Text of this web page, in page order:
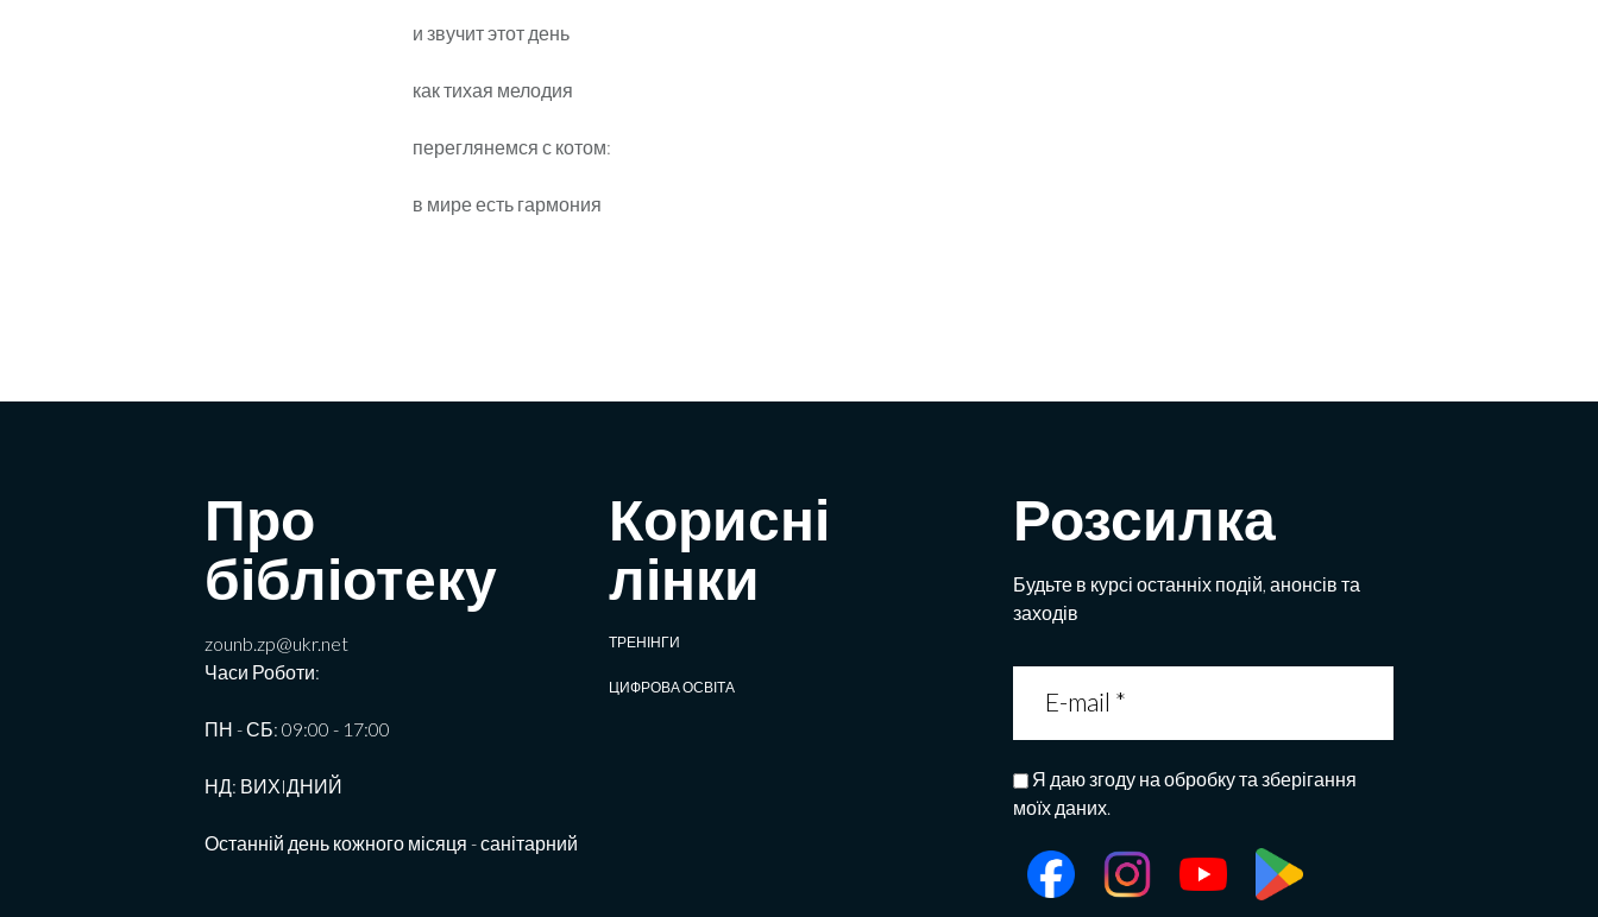
и звучит этот день
как тихая мелодия
переглянемся с котом:
в мире есть гармония
Про
бібліотеку
zounb.zp@ukr.net
Часи Роботи:
ПН - СБ: 09:00 - 17:00
НД: ВИХIДНИЙ
Останній день кожного місяця - санітарний
Корисні
лінки
ТРЕНІНГИ
ЦИФРОВА ОСВІТА
Розсилка
Будьте в курсі останніх подій, анонсів та
заходів
Я даю згоду на обробку та зберігання
моїх даних.